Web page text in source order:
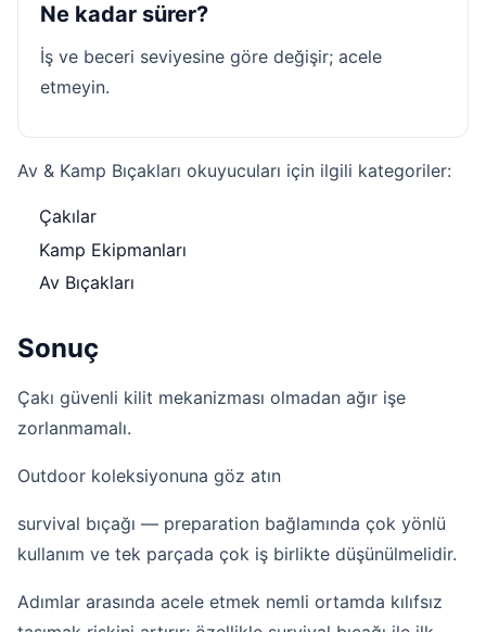
Ne kadar sürer?
İş ve beceri seviyesine göre değişir; acele
etmeyin.
Av & Kamp Bıçakları okuyucuları için ilgili kategoriler:
Çakılar
Kamp Ekipmanları
Av Bıçakları
Sonuç
Çakı güvenli kilit mekanizması olmadan ağır işe
zorlanmamalı.
Outdoor koleksiyonuna göz atın
survival bıçağı — preparation bağlamında çok yönlü
kullanım ve tek parçada çok iş birlikte düşünülmelidir.
Adımlar arasında acele etmek nemli ortamda kılıfsız